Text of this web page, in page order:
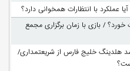
عملکرد با انتظارات همخوانی دارد؟
/ بازی با زمان برگزاری مجمع
هلدینگ خلیج فارس از شریعتمداری/